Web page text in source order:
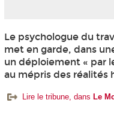
Le psychologue du
met en garde, dans
un déploiement « par
au mépris des réalités
Lire le tribune, dans Le